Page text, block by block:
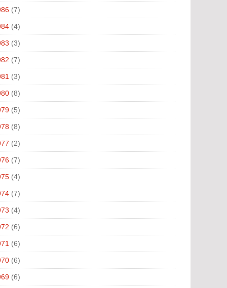
(7)
(4)
(3)
(7)
(3)
(8)
(5)
(8)
(2)
(7)
(4)
(7)
(4)
(6)
(6)
(6)
(6)